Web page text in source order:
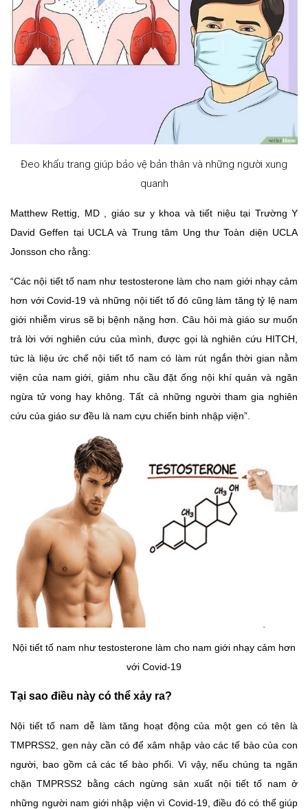
Đeo khẩu trang giúp bảo vệ bản thân và những người xung
quanh
Matthew Rettig, MD , giáo sư y khoa và tiết niệu tại Trường Y
David Geffen tại UCLA và Trung tâm Ung thư Toàn diện UCLA
Jonsson cho rằng:
“Các nội tiết tố nam như testosterone làm cho nam giới nhạy cảm
hơn với Covid-19 và những nội tiết tố đó cũng làm tăng tỷ lệ nam
giới nhiễm virus sẽ bị bệnh nặng hơn. Câu hỏi mà giáo sư muốn
trả lời với nghiên cứu của mình, được gọi là nghiên cứu HITCH,
tức là liệu ức chế nội tiết tố nam có làm rút ngắn thời gian nằm
viện của nam giới, giảm nhu cầu đặt ống nội khí quản và ngăn
ngừa tử vong hay không. Tất cả những người tham gia nghiên
cứu của giáo sư đều là nam cựu chiến binh nhập viện”.
Nội tiết tố nam như testosterone làm cho nam giới nhạy cảm hơn
với Covid-19
Tại sao điều này có thể xảy ra?
Nội tiết tố nam dễ làm tăng hoạt động của một gen có tên là
TMPRSS2, gen này cần có để xâm nhập vào các tế bào của con
người, bao gồm cả các tế bào phổi. Vì vậy, nếu chúng ta ngăn
chặn TMPRSS2 bằng cách ngừng sản xuất nội tiết tố nam ở
những người nam giới nhập viện vì Covid-19, điều đó có thể giúp